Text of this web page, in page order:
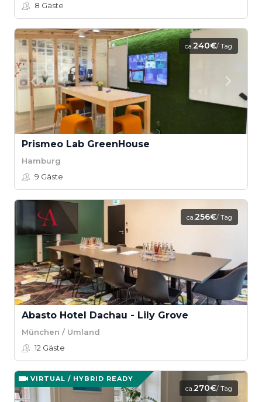
8 Gäste
ca.240€/ Tag
Prismeo Lab GreenHouse
Hamburg
9 Gäste
ca.256€/ Tag
Abasto Hotel Dachau - Lily Grove
München / Umland
12 Gäste
VIRTUAL / HYBRID READY
ca.270€/ Tag